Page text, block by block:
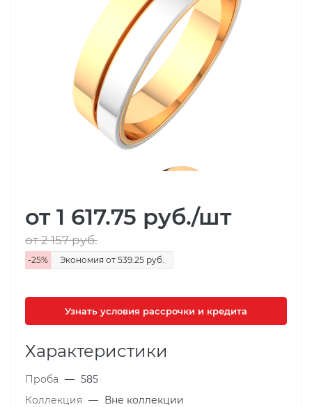
от 1 617.75 руб./шт
от 2 157руб.
-25% Экономия от 539.25 руб.
Узнать условия рассрочки и кредита
Характеристики
Проба — 585
Коллекция — Вне коллекции